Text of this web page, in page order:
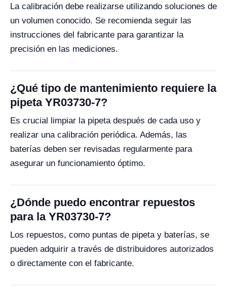
La calibración debe realizarse utilizando soluciones de
un volumen conocido. Se recomienda seguir las
instrucciones del fabricante para garantizar la
precisión en las mediciones.
¿Qué tipo de mantenimiento requiere la
pipeta YR03730-7?
Es crucial limpiar la pipeta después de cada uso y
realizar una calibración periódica. Además, las
baterías deben ser revisadas regularmente para
asegurar un funcionamiento óptimo.
¿Dónde puedo encontrar repuestos
para la YR03730-7?
Los repuestos, como puntas de pipeta y baterías, se
pueden adquirir a través de distribuidores autorizados
o directamente con el fabricante.